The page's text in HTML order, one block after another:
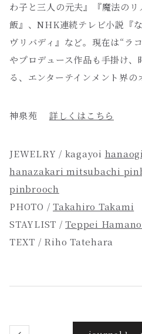
わ子と三人の元夫』『魔法の
飯』、NHK連続テレビ小説『
ヴリバディ』など。現在は“ラ
やプロデュース作品も手掛け
る、エンターテインメント界の
神泉苑 詳しくはこちら
JEWELRY / kagayoi
hanazakari mitsubachi
pinbrooch
PHOTO / Takahiro Takami
STAYLIST /Teppei
TEXT / Riho Tatehara